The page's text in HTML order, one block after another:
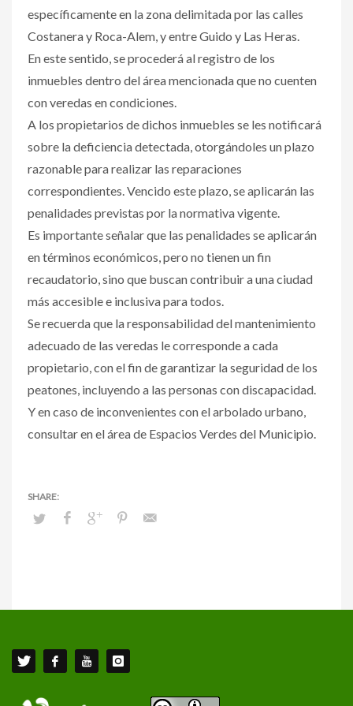
específicamente en la zona delimitada por las calles
Costanera y Roca-Alem, y entre Guido y Las Heras.
En este sentido, se procederá al registro de los
inmuebles dentro del área mencionada que no cuenten
con veredas en condiciones.
A los propietarios de dichos inmuebles se les notificará
sobre la deficiencia detectada, otorgándoles un plazo
razonable para realizar las reparaciones
correspondientes. Vencido este plazo, se aplicarán las
penalidades previstas por la normativa vigente.
Es importante señalar que las penalidades se aplicarán
en términos económicos, pero no tienen un fin
recaudatorio, sino que buscan contribuir a una ciudad
más accesible e inclusiva para todos.
Se recuerda que la responsabilidad del mantenimiento
adecuado de las veredas le corresponde a cada
propietario, con el fin de garantizar la seguridad de los
peatones, incluyendo a las personas con discapacidad.
Y en caso de inconvenientes con el arbolado urbano,
consultar en el área de Espacios Verdes del Municipio.